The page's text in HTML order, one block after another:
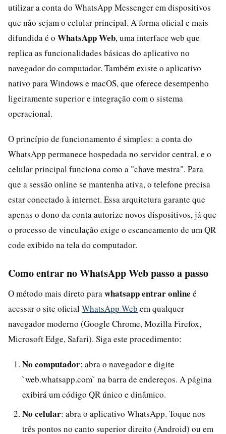
utilizar a conta do WhatsApp Messenger em dispositivos
que não sejam o celular principal. A forma oficial e mais
difundida é o WhatsApp Web, uma interface web que
replica as funcionalidades básicas do aplicativo no
navegador do computador. Também existe o aplicativo
nativo para Windows e macOS, que oferece desempenho
ligeiramente superior e integração com o sistema
operacional.
O princípio de funcionamento é simples: a conta do
WhatsApp permanece hospedada no servidor central, e o
celular principal funciona como a "chave mestra". Para
que a sessão online se mantenha ativa, o telefone precisa
estar conectado à internet. Essa arquitetura garante que
apenas o dono da conta autorize novos dispositivos, já que
o processo de vinculação exige o escaneamento de um QR
code exibido na tela do computador.
Como entrar no WhatsApp Web passo a passo
O método mais direto para whatsapp entrar online é
acessar o site oficial WhatsApp Web em qualquer
navegador moderno (Google Chrome, Mozilla Firefox,
Microsoft Edge, Safari). Siga este procedimento:
No computador: abra o navegador e digite
`web.whatsapp.com` na barra de endereços. A página
exibirá um código QR único e dinâmico.
No celular: abra o aplicativo WhatsApp. Toque nos
três pontos no canto superior direito (Android) ou em